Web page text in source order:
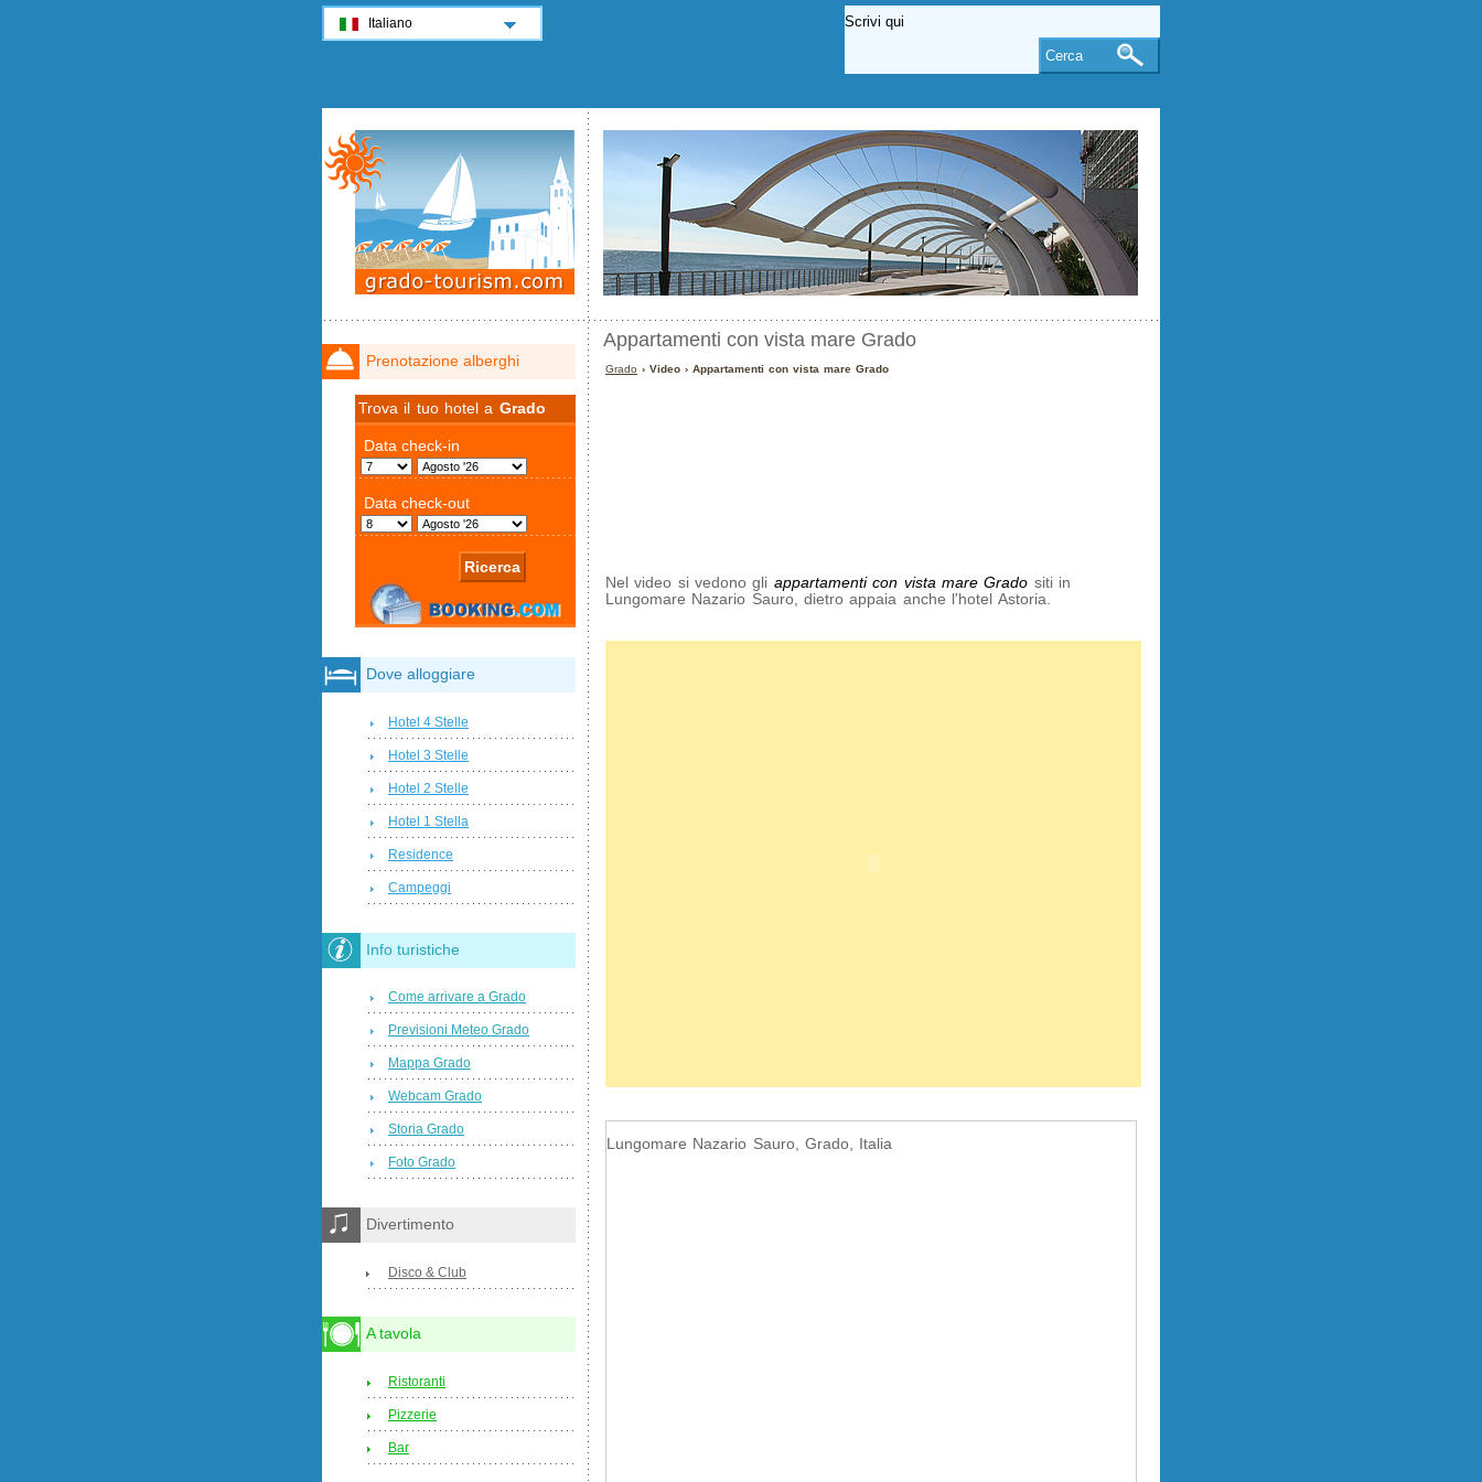
Appartamenti con vista mare Grado
Grado › Video › Appartamenti con vista mare Grado
Nel video si vedono gli appartamenti con vista mare Grado siti in
Lungomare Nazario Sauro, dietro appaia anche l'hotel Astoria.
Lungomare Nazario Sauro, Grado, Italia
Prenotazione alberghi
Trova il tuo hotel a Grado
Dove alloggiare
Hotel 4 Stelle
Hotel 3 Stelle
Hotel 2 Stelle
Hotel 1 Stella
Residence
Campeggi
Info turistiche
Come arrivare a Grado
Previsioni Meteo Grado
Mappa Grado
Webcam Grado
Storia Grado
Foto Grado
Divertimento
Disco & Club
A tavola
Ristoranti
Pizzerie
Bar
Italiano
Cerca